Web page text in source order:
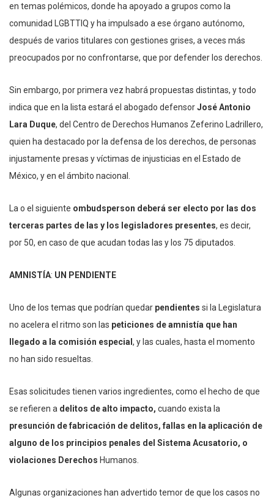
en temas polémicos, donde ha apoyado a grupos como la
comunidad LGBTTIQ y ha impulsado a ese órgano autónomo,
después de varios titulares con gestiones grises, a veces más
preocupados por no confrontarse, que por defender los derechos.
Sin embargo, por primera vez habrá propuestas distintas, y todo
indica que en la lista estará el abogado defensorJosé Antonio
Lara Duque, del Centro de Derechos Humanos Zeferino Ladrillero,
quien ha destacado por la defensa de los derechos, de personas
injustamente presas y víctimas de injusticias en el Estado de
México, y en el ámbito nacional.
La o el siguiente ombudsperson deberá ser electo por las dos
terceras partes de las y los legisladores presentes, es decir,
por 50, en caso de que acudan todas las y los 75 diputados.
AMNISTÍA: UN PENDIENTE
Uno de los temas que podrían quedar pendientes si la Legislatura
no acelera el ritmo son las peticiones de amnistía que han
llegado a la comisión especial , y las cuales, hasta el momento
no han sido resueltas.
Esas solicitudes tienen varios ingredientes, como el hecho de que
se refieren a delitos de alto impacto, cuando exista la
presunción de fabricación de delitos, fallas en la aplicación de
alguno de los principios penales del Sistema Acusatorio, o
violaciones Derechos Humanos.
Algunas organizaciones han advertido temor de que los casos no